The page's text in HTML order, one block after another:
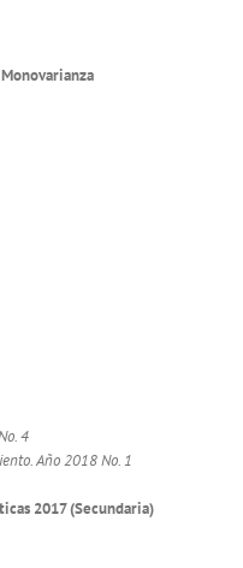
4
Año 2018 No. 1
2017 (Secundaria)